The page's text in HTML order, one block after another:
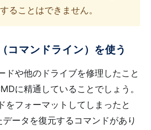
ることはできません。
コマンドライン）を使う
ドや他のドライブを修理したこと
に精通していることでしょう。
をフォーマットしてしまったと
データを復元するコマンドがあり